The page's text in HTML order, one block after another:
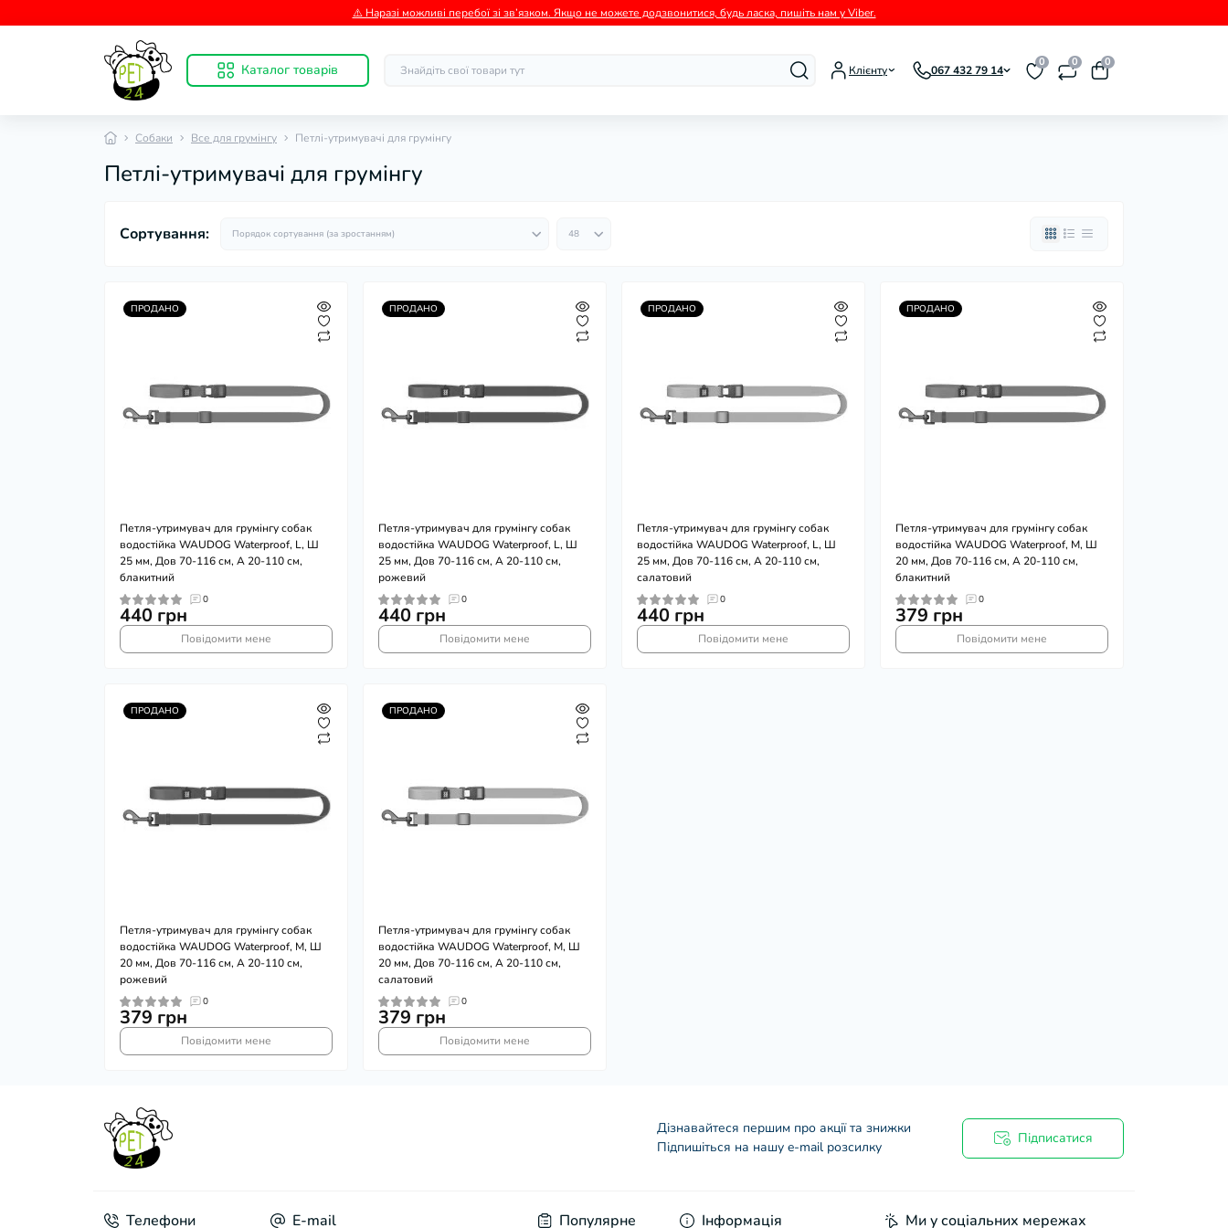
⚠️ Наразі можливі перебої зі зв’язком. Якщо не можете додзвонитися, будь ласка, пишіть нам у Viber.
Каталог товарів Клієнту 067 432 79 14
0 0 0
Собаки Все для грумінгу Петлі-утримувачі для грумінгу
Петлі-утримувачі для грумінгу
Сортування:
ПРОДАНО
Петля-утримувач для грумінгу собак
водостійка WAUDOG Waterproof, L, Ш
25 мм, Дов 70-116 см, А 20-110 см,
блакитний
0
440 грн
Повідомити мене
ПРОДАНО
Петля-утримувач для грумінгу собак
водостійка WAUDOG Waterproof, L, Ш
25 мм, Дов 70-116 см, А 20-110 см,
рожевий
0
440 грн
Повідомити мене
ПРОДАНО
Петля-утримувач для грумінгу собак
водостійка WAUDOG Waterproof, L, Ш
25 мм, Дов 70-116 см, А 20-110 см,
салатовий
0
440 грн
Повідомити мене
ПРОДАНО
Петля-утримувач для грумінгу собак
водостійка WAUDOG Waterproof, M, Ш
20 мм, Дов 70-116 см, А 20-110 см,
блакитний
0
379 грн
Повідомити мене
ПРОДАНО
Петля-утримувач для грумінгу собак
водостійка WAUDOG Waterproof, M, Ш
20 мм, Дов 70-116 см, А 20-110 см,
рожевий
0
379 грн
Повідомити мене
ПРОДАНО
Петля-утримувач для грумінгу собак
водостійка WAUDOG Waterproof, M, Ш
20 мм, Дов 70-116 см, А 20-110 см,
салатовий
0
379 грн
Повідомити мене
Дізнавайтеся першим про акції та знижки
Підпишіться на нашу e-mail розсилку
Підписатися
Телефони E-mail Популярне Інформація Ми у соціальних мережах